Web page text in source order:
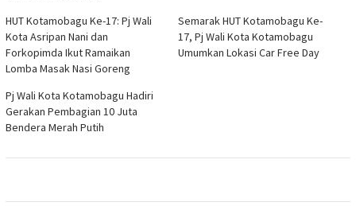
HUT Kotamobagu Ke-17: Pj Wali
Kota Asripan Nani dan
Forkopimda Ikut Ramaikan
Lomba Masak Nasi Goreng
Semarak HUT Kotamobagu Ke-
17, Pj Wali Kota Kotamobagu
Umumkan Lokasi Car Free Day
Pj Wali Kota Kotamobagu Hadiri
Gerakan Pembagian 10 Juta
Bendera Merah Putih